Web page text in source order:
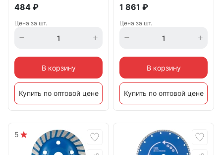
484 ₽
Цена за шт.
В корзину
Купить по оптовой цене
1 861 ₽
Цена за шт.
В корзину
Купить по оптовой цене
5